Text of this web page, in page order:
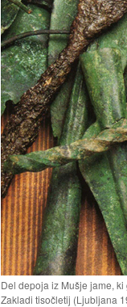
Del depoja iz Mušje jame,
Zakladi tisočletij (Ljubljana